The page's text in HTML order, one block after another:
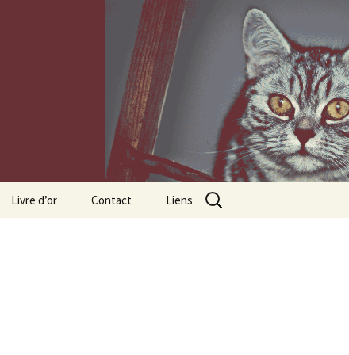
Livre d’or Contact Liens
Rechercher :